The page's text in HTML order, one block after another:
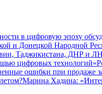
в цифровую эпоху
и Донецкой Народной
Таджикистана, ДНР и
цифровых технологий»
ошибки при продаже
Марина Хадина: